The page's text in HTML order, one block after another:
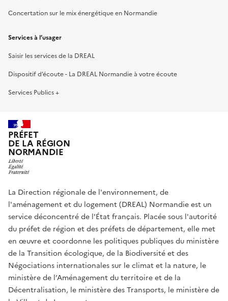
Concertation sur le mix énergétique en Normandie
Services à l’usager
Saisir les services de la DREAL
Dispositif d’écoute - La DREAL Normandie à votre écoute
Services Publics +
PRÉFET
DE LA RÉGION
NORMANDIE
La Direction régionale de l'environnement, de
l'aménagement et du logement (DREAL) Normandie est un
service déconcentré de l'État français. Placée sous l'autorité
du préfet de région et des préfets de département, elle met
en œuvre et coordonne les politiques publiques du ministère
de la Transition écologique, de la Biodiversité et des
Négociations internationales sur le climat et la nature, le
ministère de l’Aménagement du territoire et de la
Décentralisation, le ministère des Transports, le ministère de